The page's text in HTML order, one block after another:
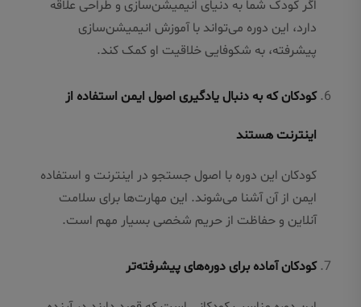
اگر کودک شما به دنیای انیمیشن‌سازی و طراحی علاقه
دارد، این دوره می‌تواند با آموزش انیمیشن‌سازی
پیشرفته، به شکوفایی خلاقیت او کمک کند.
کودکان که به دنبال یادگیری اصول ایمن استفاده از
اینترنت هستند
کودکان این دوره با اصول جستجو در اینترنت و استفاده
ایمن از آن آشنا می‌شوند. این مهارت‌ها برای سلامت
آنلاین و حفاظت از حریم شخصی بسیار مهم است.
کودکان آماده برای دوره‌های پیشرفته‌تر